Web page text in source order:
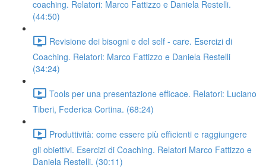
coaching. Relatori: Marco Fattizzo e Daniela Restelli.
(44:50)
Revisione dei bisogni e del self - care. Esercizi di
Coaching. Relatori: Marco Fattizzo e Daniela Restelli
(34:24)
Tools per una presentazione efficace. Relatori: Luciano
Tiberi, Federica Cortina. (68:24)
Produttività: come essere più efficienti e raggiungere
gli obiettivi. Esercizi di Coaching. Relatori Marco Fattizzo e
Daniela Restelli. (30:11)